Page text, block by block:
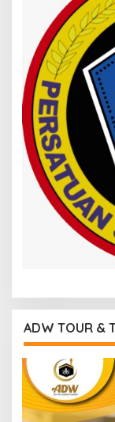
ADW TOUR &